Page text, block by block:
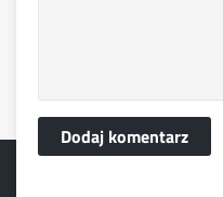
Dodaj komentarz